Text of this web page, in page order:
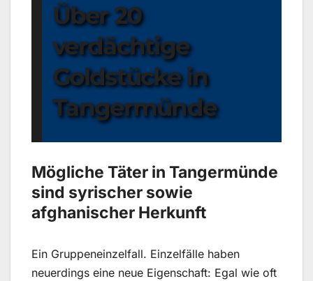
Über 20
verdächtige
Goldstücke in
Tangermünde
Mögliche Täter in Tangermünde
sind syrischer sowie
afghanischer Herkunft
Ein Gruppeneinzelfall. Einzelfälle haben
neuerdings eine neue Eigenschaft: Egal wie oft